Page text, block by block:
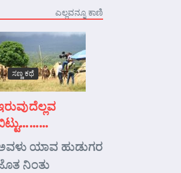
ಎಲ್ಲವನ್ನೂ ಕಾಣಿ
ಸಣ್ಣ ಕಥೆ
ಯಾವ ಹುಡುಗರ
ನಿಂತು